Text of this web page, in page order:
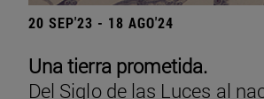
20 SEP'23 - 18 AGO'24
Una tierra prometida.
Del Siglo de las Luces al